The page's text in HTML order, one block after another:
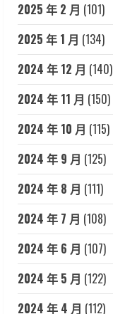
2025 年 2 月 (101)
2025 年 1 月 (134)
2024 年 12 月 (140)
2024 年 11 月 (150)
2024 年 10 月 (115)
2024 年 9 月 (125)
2024 年 8 月 (111)
2024 年 7 月 (108)
2024 年 6 月 (107)
2024 年 5 月 (122)
2024 年 4 月 (112)